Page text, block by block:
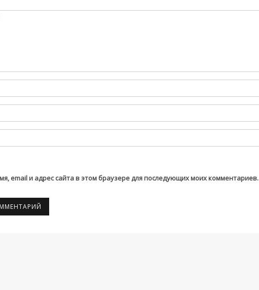
email и адрес сайта в этом браузере для последующих моих комментариев.